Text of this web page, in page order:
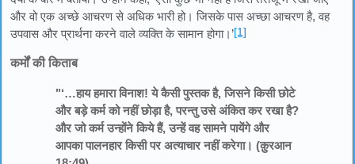
और वो एक अच्छे आचरण से अधिक भारी हो। जिसके पास अच्छा आचरण है, वह
उपवास और प्रार्थना करने वाले व्यक्ति के सामान होगा।’[1]
कर्मों की किताब
"‘…हाय हमारा विनाश! ये कैसी पुस्तक है, जिसने किसी छोटे
और बड़े कर्म को नहीं छोड़ा है, परन्तु उसे अंकित कर रखा है?
और जो कर्म उन्होंने किये हैं, उन्हें वह सामने पायेंगे और
आपका पालनहार किसी पर अत्याचार नहीं करेगा। (क़ुरआन